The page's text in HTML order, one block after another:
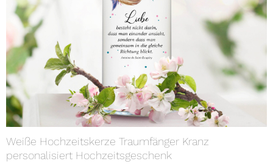
Weiße Hochzeitskerze Traumfänger Kranz
personalisiert Hochzeitsgeschenk